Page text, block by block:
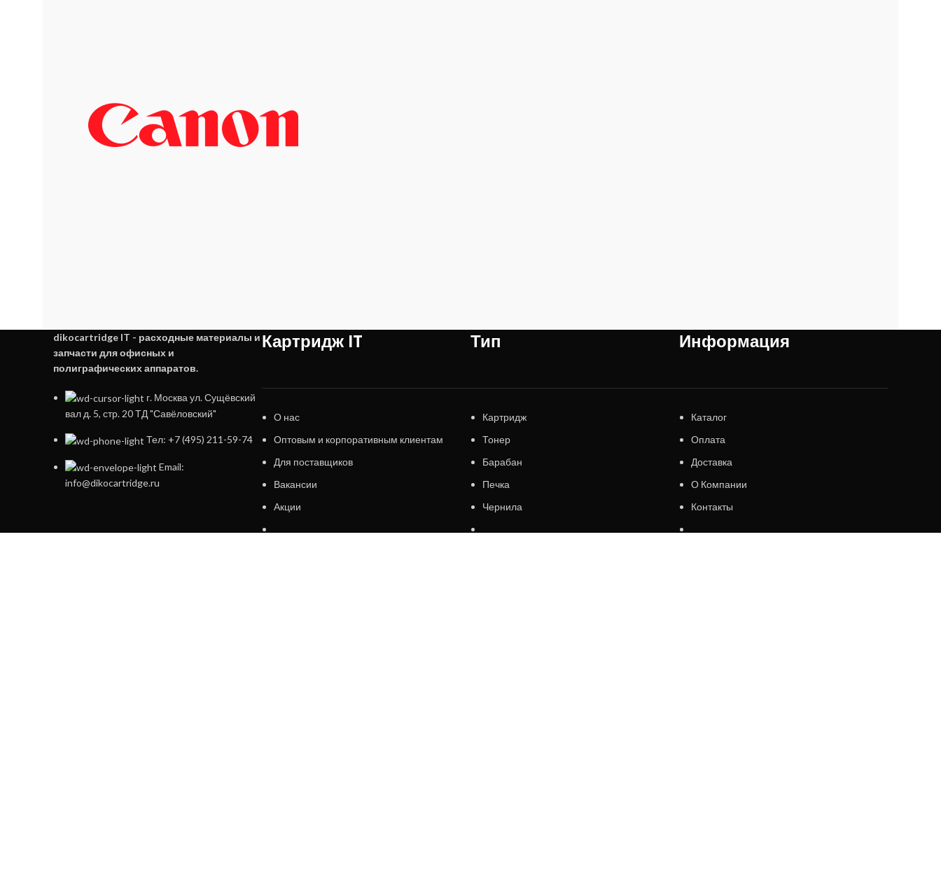
dikocartridge IT - расходные материалы и
запчасти для офисных и
полиграфических аппаратов.
г. Москва ул. Сущёвский
вал д. 5, стр. 20 ТД "Савёловский"
Тел: +7 (495) 211-59-74
Email:
info@dikocartridge.ru
Картридж IT
О нас
Оптовым и корпоративным клиентам
Для поставщиков
Вакансии
Акции
Тип
Картридж
Тонер
Барабан
Печка
Чернила
Информация
Каталог
Оплата
Доставка
О Компании
Контакты